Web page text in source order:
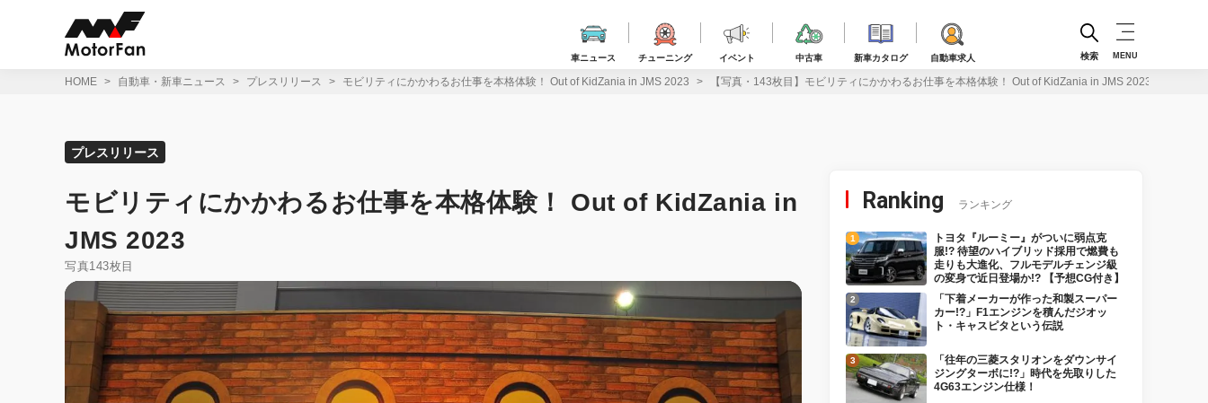
車ニュース チューニング イベント 中古車 新車カタログ 自動車求人 検索 MENU
HOME 自動車・新車ニュース プレスリリース モビリティにかかわるお仕事を本格体験！ Out of KidZania in JMS 2023 【写真・143枚目】モビリティにかかわるお仕事を本格体験！ Out of KidZania in JMS 2023
プレスリリース
モビリティにかかわるお仕事を本格体験！ Out of KidZania in
JMS 2023
写真143枚目
Ranking ランキング
トヨタ『ルーミー』がついに弱点克
服!? 待望のハイブリッド採用で燃費も
走りも大進化、フルモデルチェンジ級
の変身で近日登場か!? 【予想CG付き】
「下着メーカーが作った和製スーパー
カー!?」F1エンジンを積んだジオッ
ト・キャスピタという伝説
「往年の三菱スタリオンをダウンサイ
ジングターボに!?」時代を先取りした
4G63エンジン仕様！